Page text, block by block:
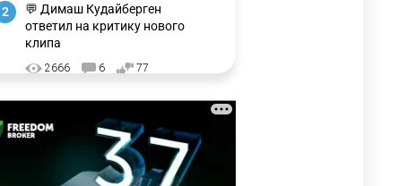
2
💬 Димаш Кудайберген
ответил на критику нового
клипа
2666 6 77
экстренном отключении ИИ
1 39